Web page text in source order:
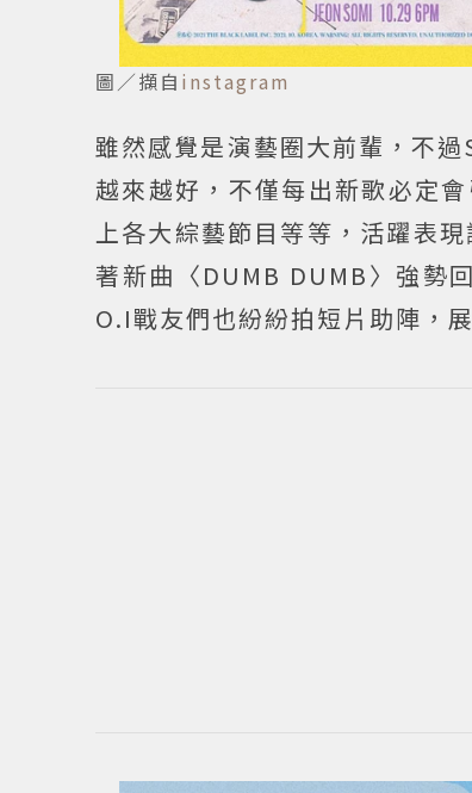
圖／擷自 instagram
雖然感覺是演藝圈大前輩，不
越來越好，不僅每出新歌必定
上各大綜藝節目等等，活躍表
著新曲〈DUMB DUMB〉強勢
O.I戰友們也紛紛拍短片助陣，